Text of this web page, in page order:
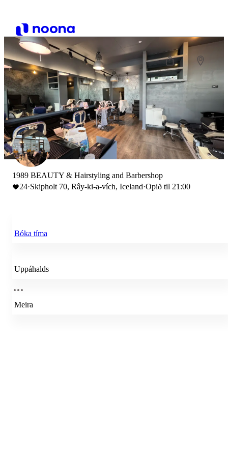
1989 BEAUTY & Hairstyling and Barbershop
24·Skipholt 70, Rây-ki-a-vích, Iceland·Opið til 21:00
Bóka tíma
Uppáhalds
Meira